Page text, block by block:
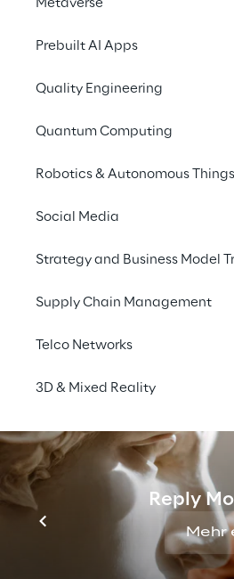
Metaverse
Prebuilt AI Apps
Quality Engineering
Quantum Computing
Robotics & Autonomous Things
Social Media
Strategy and Business Model
Supply Chain Management
Telco Networks
3D & Mixed Reality
Reply
Mehr
,
brandneue
Hier die
14,600
Registrierungen